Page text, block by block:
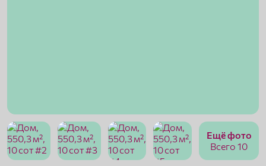
Ещё фото
Всего 10